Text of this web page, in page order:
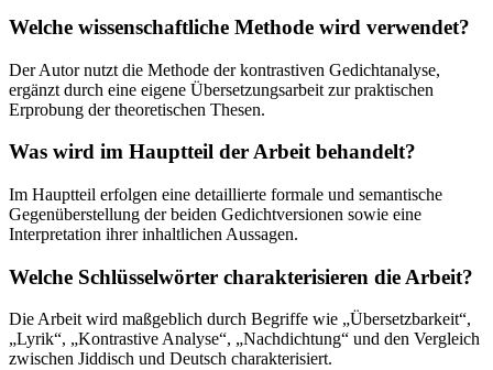
Welche wissenschaftliche Methode wird verwendet?
Der Autor nutzt die Methode der kontrastiven Gedichtanalyse,
ergänzt durch eine eigene Übersetzungsarbeit zur praktischen
Erprobung der theoretischen Thesen.
Was wird im Hauptteil der Arbeit behandelt?
Im Hauptteil erfolgen eine detaillierte formale und semantische
Gegenüberstellung der beiden Gedichtversionen sowie eine
Interpretation ihrer inhaltlichen Aussagen.
Welche Schlüsselwörter charakterisieren die Arbeit?
Die Arbeit wird maßgeblich durch Begriffe wie „Übersetzbarkeit“,
„Lyrik“, „Kontrastive Analyse“, „Nachdichtung“ und den Vergleich
zwischen Jiddisch und Deutsch charakterisiert.